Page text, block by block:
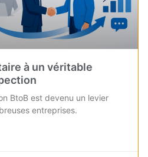
à un véritable
BtoB est devenu un levier
entreprises.